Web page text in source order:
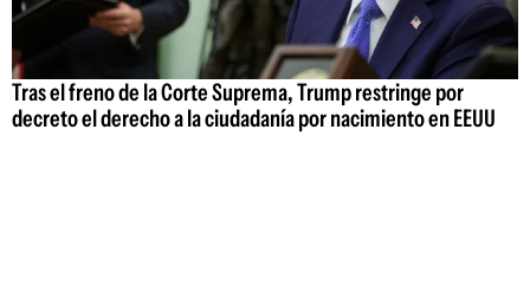
Tras el freno de la Corte Suprema, Trump restringe por
decreto el derecho a la ciudadanía por nacimiento en EEUU